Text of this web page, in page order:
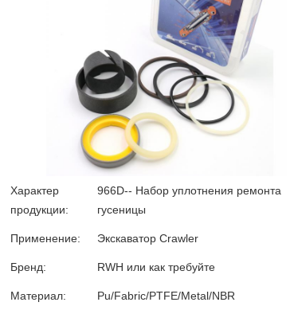
Характер
продукции:
966D-- Набор уплотнения ремонта
гусеницы
Применение: Экскаватор Crawler
Бренд: RWH или как требуйте
Материал: Pu/Fabric/PTFE/Metal/NBR